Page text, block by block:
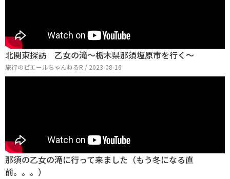
北関東探訪 乙女の滝～栃木県那須塩原市を行く～
旅行のピエールちゃんねるR / 2023-08-16
那須の乙女の滝に行って来ました（もう冬になる直
前。。。）